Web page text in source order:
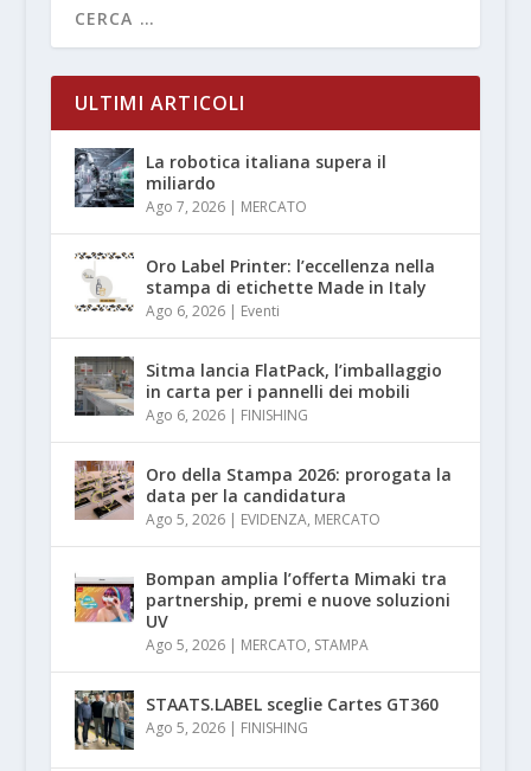
ULTIMI ARTICOLI
La robotica italiana supera il
miliardo
Ago 7, 2026| MERCATO
Oro Label Printer: l’eccellenza nella
stampa di etichette Made in Italy
Ago 6, 2026| Eventi
Sitma lancia FlatPack, l’imballaggio
in carta per i pannelli dei mobili
Ago 6, 2026| FINISHING
Oro della Stampa 2026: prorogata la
data per la candidatura
Ago 5, 2026| EVIDENZA, MERCATO
Bompan amplia l’offerta Mimaki tra
partnership, premi e nuove soluzioni
UV
Ago 5, 2026| MERCATO, STAMPA
STAATS.LABEL sceglie Cartes GT360
Ago 5, 2026| FINISHING